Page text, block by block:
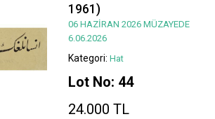
1961)
06 HAZİRAN 2026 MÜZAYEDE
6.06.2026
Kategori: Hat
Lot No: 44
24.000 TL